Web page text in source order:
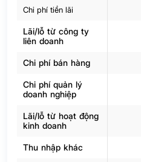
Chi phí tiền lãi
Lãi/lỗ từ công ty
liên doanh
Chi phí bán hàng
Chi phí quản lý
doanh nghiệp
Lãi/lỗ từ hoạt động
kinh doanh
Thu nhập khác